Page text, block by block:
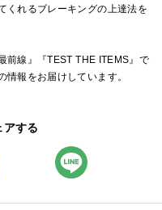
くれるブレーキングの上達法を
前線』『TEST THE ITEMS』で
報をお届けしています。
アする